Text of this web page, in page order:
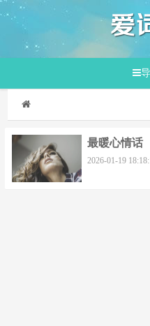
最暖心情话
2026-01-19